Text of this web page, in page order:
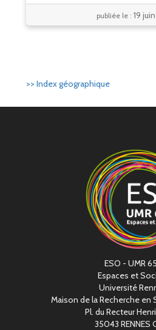
publiée le : 19
>> Index géographique
ESO - UMR
Espaces et
Université
Maison de la Recherche en
Pl. du Recteur
35043 RENNES